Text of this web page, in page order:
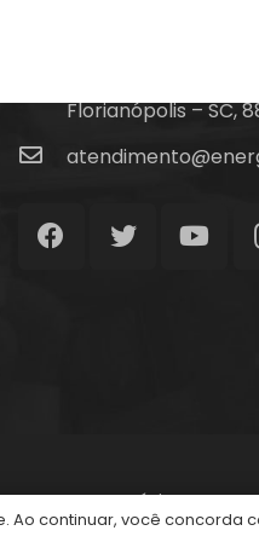
Florianópolis – SC,
Início
continuar, você concorda